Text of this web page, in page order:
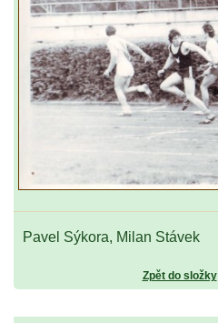
Pavel Sýkora, Milan Stávek
Zpět do složky